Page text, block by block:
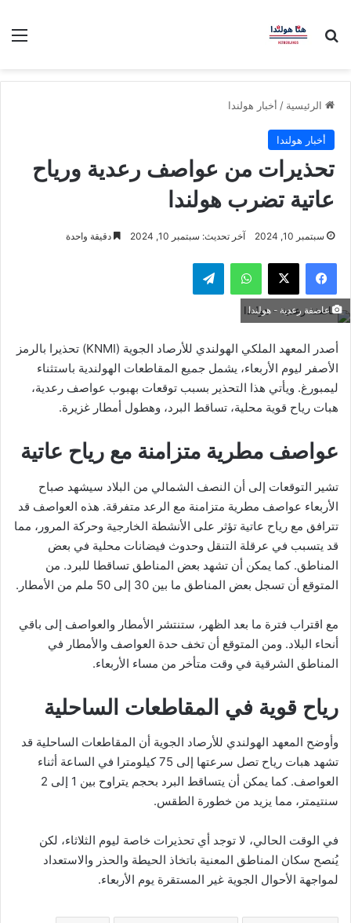
بحث عن
الرئيسية / أخبار هولندا
أخبار هولندا
تحذيرات من عواصف رعدية ورياح
عاتية تضرب هولندا
سبتمبر 10, 2024 آخر تحديث: سبتمبر 10, 2024 دقيقة واحدة
فيسبوك ‫X واتساب تيلقرام
عاصفة رعدية - هولندا
أصدر المعهد الملكي الهولندي للأرصاد الجوية (KNMI) تحذيرا بالرمز
الأصفر ليوم الأربعاء، يشمل جميع المقاطعات الهولندية باستثناء
ليمبورغ. ويأتي هذا التحذير بسبب توقعات بهبوب عواصف رعدية،
هبات رياح قوية محلية، تساقط البرد، وهطول أمطار غزيرة.
عواصف مطرية متزامنة مع رياح عاتية
تشير التوقعات إلى أن النصف الشمالي من البلاد سيشهد صباح
الأربعاء عواصف مطرية متزامنة مع الرعد متفرقة. هذه العواصف قد
تترافق مع رياح عاتية تؤثر على الأنشطة الخارجية وحركة المرور، مما
قد يتسبب في عرقلة التنقل وحدوث فيضانات محلية في بعض
المناطق. كما يمكن أن تشهد بعض المناطق تساقطا للبرد. من
المتوقع أن تسجل بعض المناطق ما بين 30 إلى 50 ملم من الأمطار.
مع اقتراب فترة ما بعد الظهر، ستنتشر الأمطار والعواصف إلى باقي
أنحاء البلاد. ومن المتوقع أن تخف حدة العواصف والأمطار في
المناطق الشرقية في وقت متأخر من مساء الأربعاء.
رياح قوية في المقاطعات الساحلية
وأوضح المعهد الهولندي للأرصاد الجوية أن المقاطعات الساحلية قد
تشهد هبات رياح تصل سرعتها إلى 75 كيلومترا في الساعة أثناء
العواصف. كما يمكن أن يتساقط البرد بحجم يتراوح بين 1 إلى 2
سنتيمتر، مما يزيد من خطورة الطقس.
في الوقت الحالي، لا توجد أي تحذيرات خاصة ليوم الثلاثاء، لكن
يُنصح سكان المناطق المعنية باتخاذ الحيطة والحذر والاستعداد
لمواجهة الأحوال الجوية غير المستقرة يوم الأربعاء.